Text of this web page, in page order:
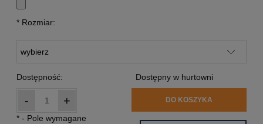
* Rozmiar:
Dostępność: Dostępny w hurtowni
- + DO KOSZYKA
* - Pole wymagane